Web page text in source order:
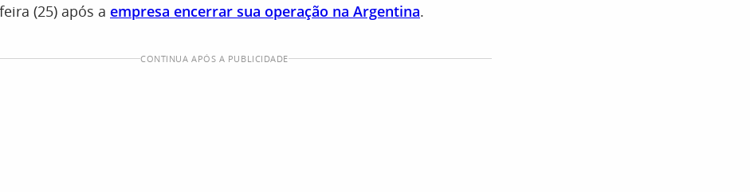
(25) após a empresa encerrar sua operação na Argentina.
CONTINUA APÓS A PUBLICIDADE